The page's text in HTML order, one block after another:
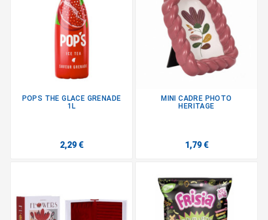
POPS THE GLACE GRENADE
1L
2,29 €
MINI CADRE PHOTO
HERITAGE
1,79 €